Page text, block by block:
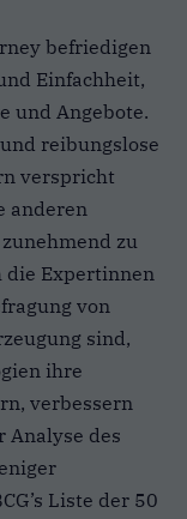
befriedigen
Einfachheit,
und Angebote.
reibungslose
verspricht
anderen
zu
die Expertinnen
von
sind,
ihre
verbessern
Analyse des
Liste der 50